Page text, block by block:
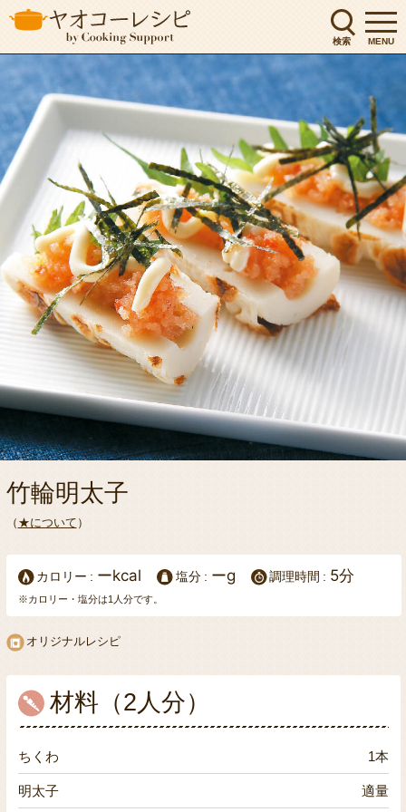
検索 MENU
竹輪明太子
（ ★について ）
カロリー ーkcal 塩分 ーg 調理時間 5分
※カロリー・塩分は1人分です。
オリジナルレシピ
材料（2人分）
ちくわ 1本
明太子 適量